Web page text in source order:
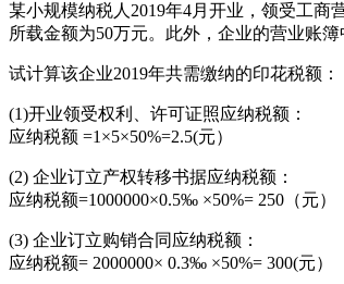
某小规模纳税人2019年4月开业，领受工商
所载金额为50万元。此外，企业的营业账
试计算该企业2019年共需缴纳的印花税额：
(1)开业领受权利、许可证照应纳税额：
应纳税额 =1×5×50%=2.5(元）
(2) 企业订立产权转移书据应纳税额：
应纳税额=1000000×0.5‰ ×50%= 250（元）
(3) 企业订立购销合同应纳税额：
应纳税额= 2000000× 0.3‰ ×50%= 300(元）